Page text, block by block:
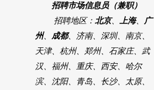
招聘市场信息员（兼职）
招聘地区： 北京、 上海、
广
州、 成都、济南、深圳、南京、
天津、杭州、郑州、石家庄、武
汉、福州、重庆、西安、哈尔
滨、沈阳、青岛、长沙、太原、